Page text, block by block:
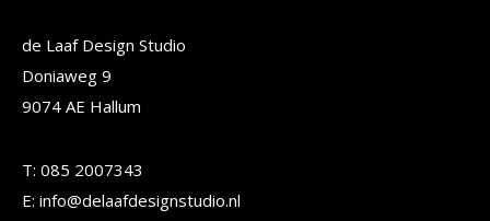
de Laaf Design Studio
Doniaweg 9
9074 AE Hallum
T: 085 2007343
E: info@delaafdesignstudio.nl